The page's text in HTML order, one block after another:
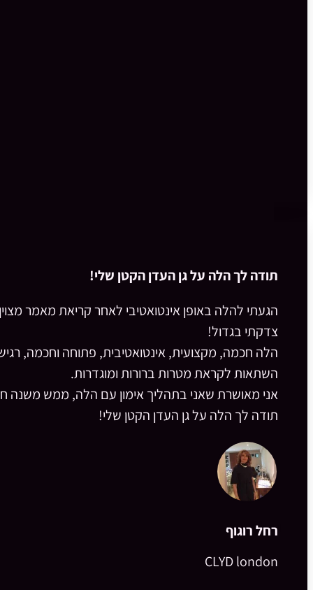
תודה לך הלה על גן העדן הקטן שלי!
הגעתי להלה באופן אינטואטיבי לאחר קריאת מאמר
צדקתי בגדול!
הלה חכמה, מקצועית, אינטואטיבית, פתוחה וחכמה,
השתאות לקראת מטרות ברורות ומוגדרות.
אני מאושרת שאני בתהליך אימון עם הלה, ממש משנה
תודה לך הלה על גן העדן הקטן שלי!
רחל רוגוף
CLYD london